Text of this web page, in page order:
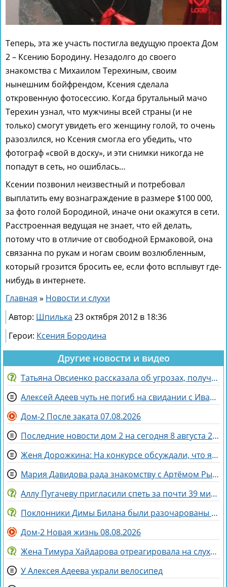
Теперь, эта же участь постигла ведущую проекта Дом
2 – Ксению Бородину. Незадолго до своего
знакомства с Михаилом Терехиным, своим
нынешним бойфрендом, Ксения сделала
откровенную фотосессию. Когда брутальный мачо
Терехин узнал, что мужчины всей страны (и не
только) смогут увидеть его женщину голой, то очень
разозлился, но Ксения смогла его убедить, что
фотограф «свой в доску», и эти снимки никогда не
попадут в сеть, но ошиблась…
Ксении позвонил неизвестный и потребовал
выплатить ему вознаграждение в размере $100 000,
за фото голой Бородиной, иначе они окажутся в сети.
Расстроенная ведущая не знает, что ей делать,
потому что в отличие от свободной Ермаковой, она
связанна по рукам и ногам своим возлюбленным,
который грозится бросить ее, если фото всплывут где-
нибудь в интернете.
Главная » Новости и слухи
Автор: Шпилька 23 октября 2012 в 18:36
Герои: Ксения Бородина
Другие новости и видео
Татьяна Овсиенко рассказала об угрозах, полученных мамой
Алексей Адеев чуть не погиб на свидании с Иваной Михайличенко
Дом-2 После заката 07.08.2026
Последние новости дом 2 на сегодня 8 августа 2026
Женя Дорожкина: На конкурсе обсуждали, что я злая и мстительная
Мария Давидова рада знакомству с Артёмом Рышковским на доме 2
Аллу Пугачеву пригласили спеть за почти 39 миллионов рублей
Поклонники Димы Билана были разочарованы его последним концертом
Дом-2 Новая жизнь 08.08.2026
Жена Тимура Хайдарова отреагировала на слухи о колдовстве
У Алексея Адеева украли велосипед